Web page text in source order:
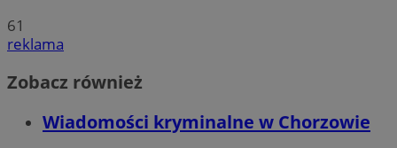
61
reklama
Zobacz również
Wiadomości kryminalne w Chorzowie